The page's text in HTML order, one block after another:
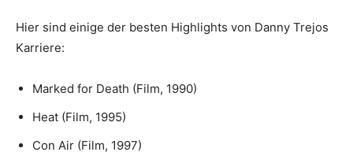
Hier sind einige der besten Highlights von Danny Trejos
Karriere:
Marked for Death (Film, 1990)
Heat (Film, 1995)
Con Air (Film, 1997)